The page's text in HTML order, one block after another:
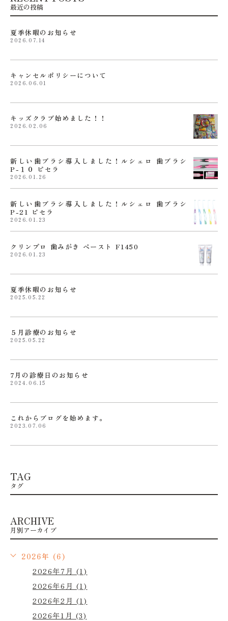
最近の投稿
夏季休暇のお知らせ
2026.07.14
キャンセルポリシーについて
2026.06.01
キッズクラブ始めました！！
2026.02.06
新しい歯ブラシ導入しました！ルシェロ 歯ブラシ
P-１０ ピセラ
2026.01.26
新しい歯ブラシ導入しました！ルシェロ 歯ブラシ
P-21 ピセラ
2026.01.23
クリンプロ 歯みがき ぺースト F1450
2026.01.23
夏季休暇のお知らせ
2025.05.22
５月診療のお知らせ
2025.05.22
7月の診療日のお知らせ
2024.06.15
これからブログを始めます。
2023.07.06
TAG
タグ
ARCHIVE
月別アーカイブ
2026年 (6)
2026年7月 (1)
2026年6月 (1)
2026年2月 (1)
2026年1月 (3)